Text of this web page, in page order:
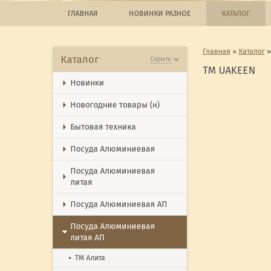
ГЛАВНАЯ НОВИНКИ РАЗНОЕ КАТАЛОГ
Каталог Скрыть
Новинки
Новогодние товары (н)
Бытовая техника
Посуда Алюминиевая
Посуда Алюминиевая
литая
Посуда Алюминиевая АП
Посуда Алюминиевая
литая АП
► ТМ Алита
Главная » Каталог»
ТМ UAKEEN